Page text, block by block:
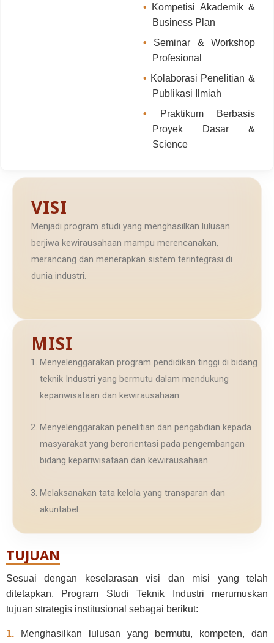
• Kompetisi Akademik &
Business Plan
• Seminar & Workshop
Profesional
• Kolaborasi Penelitian &
Publikasi Ilmiah
• Praktikum Berbasis
Proyek Dasar &
Science
VISI
Menjadi program studi yang menghasilkan lulusan
berjiwa kewirausahaan mampu merencanakan,
merancang dan menerapkan sistem terintegrasi di
dunia industri.
MISI
Menyelenggarakan program pendidikan tinggi di bidang
teknik Industri yang bermutu dalam mendukung
kepariwisataan dan kewirausahaan.
Menyelenggarakan penelitian dan pengabdian kepada
masyarakat yang berorientasi pada pengembangan
bidang kepariwisataan dan kewirausahaan.
Melaksanakan tata kelola yang transparan dan
akuntabel.
TUJUAN
Sesuai dengan keselarasan visi dan misi yang telah
ditetapkan, Program Studi Teknik Industri merumuskan
tujuan strategis institusional sebagai berikut:
1. Menghasilkan lulusan yang bermutu, kompeten, dan